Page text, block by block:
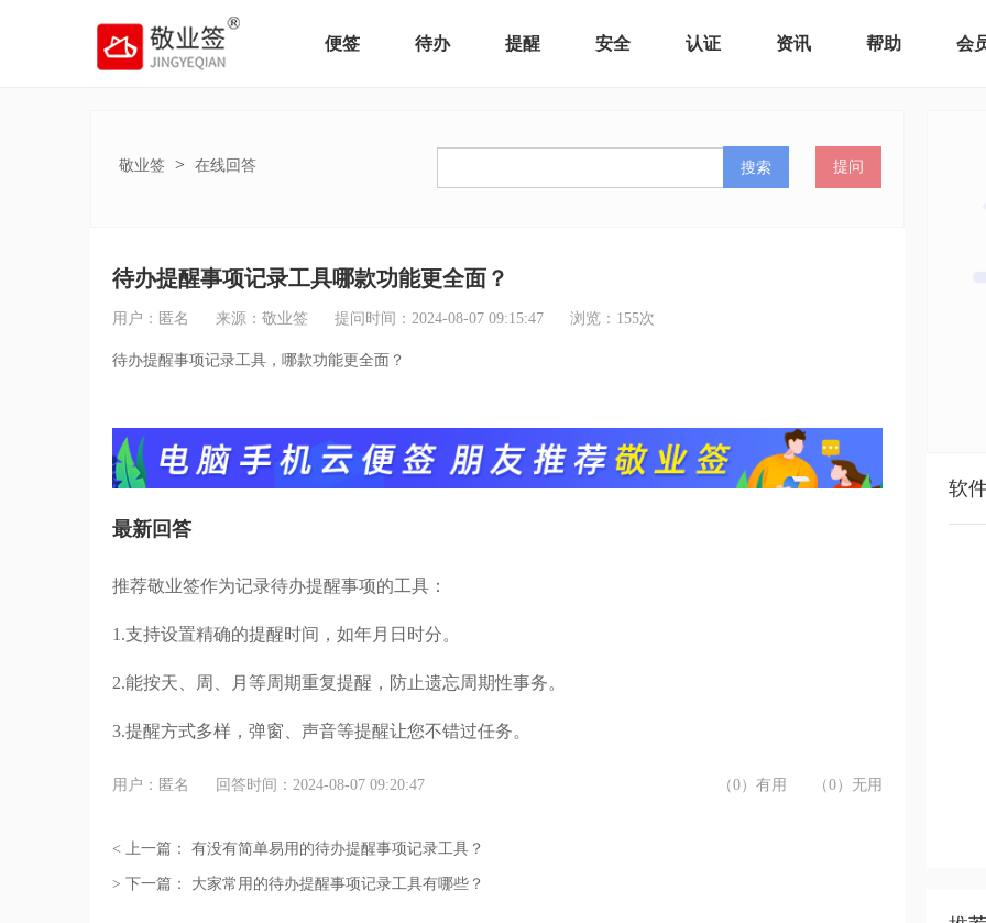
便签 待办 提醒 安全 认证 资讯 帮助 会
敬业签 > 在线回答 搜索 提问
待办提醒事项记录工具哪款功能更全面？
用户：匿名 来源：敬业签 提问时间：2024-08-07 09:15:47 浏览： 155次
待办提醒事项记录工具，哪款功能更全面？
最新回答
推荐敬业签作为记录待办提醒事项的工具：
1.支持设置精确的提醒时间，如年月日时分。
2.能按天、周、月等周期重复提醒，防止遗忘周期性事务。
3.提醒方式多样，弹窗、声音等提醒让您不错过任务。
用户：匿名 回答时间：2024-08-07 09:20:47 （0）有用 （0）无用
< 上一篇： 有没有简单易用的待办提醒事项记录工具？
> 下一篇： 大家常用的待办提醒事项记录工具有哪些？
软